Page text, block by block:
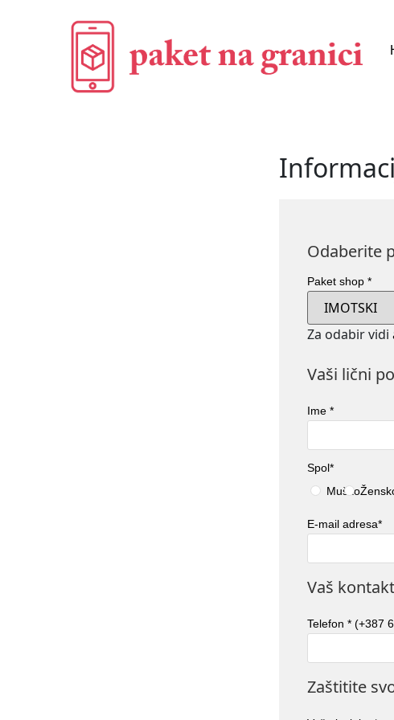
Odaberite
Paket shop *
Za odabir vidi
Vaši lični
Ime *
Spol*
Muško
E-mail adresa*
Vaš kontakt
Telefon * (+387
Zaštitite